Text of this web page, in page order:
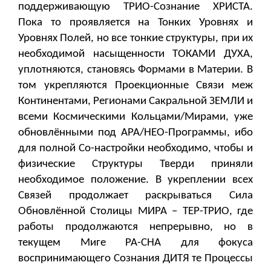
поддерживающую ТРИО-Сознание ХРИСТА.
Пока то проявляется на Тонких Уровнях и
Уровнях Полей, но все тонкие структуры, при их
необходимой насыщенности ТОКАМИ ДУХА,
уплотняются, становясь Формами в Материи. В
том укрепляются Проекционные Связи меж
Континентами, Регионами Сакральной ЗЕМЛИ и
всеми Космическими Кольцами/Мирами, уже
обновлёнными под АРА/НЕО-Программы, ибо
для полной Со-настройки необходимо, чтобы и
физические Структуры Тверди приняли
необходимое положение. В укреплении всех
Связей продолжает раскрываться Сила
Обновлённой Столицы МИРА – ТЕР-ТРИО, где
работы продолжаются непрерывно, но в
текущем Миге РА-СНА для фокуса
воспринимающего Сознания ДИТЯ те Процессы